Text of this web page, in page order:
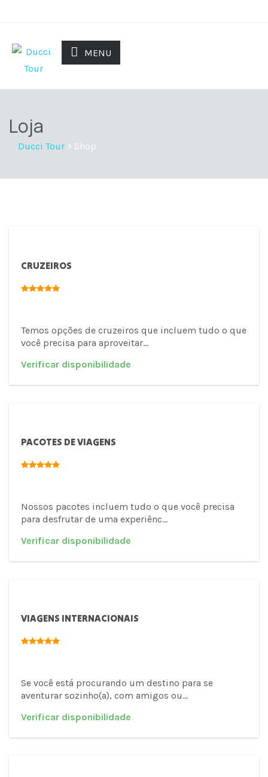
MENU
Loja
Ducci Tour > Shop
CRUZEIROS
Temos opções de cruzeiros que incluem tudo o que
você precisa para aproveitar...
PACOTES DE VIAGENS
Nossos pacotes incluem tudo o que você precisa
para desfrutar de uma experiênc...
VIAGENS INTERNACIONAIS
Se você está procurando um destino para se
aventurar sozinho(a), com amigos ou...